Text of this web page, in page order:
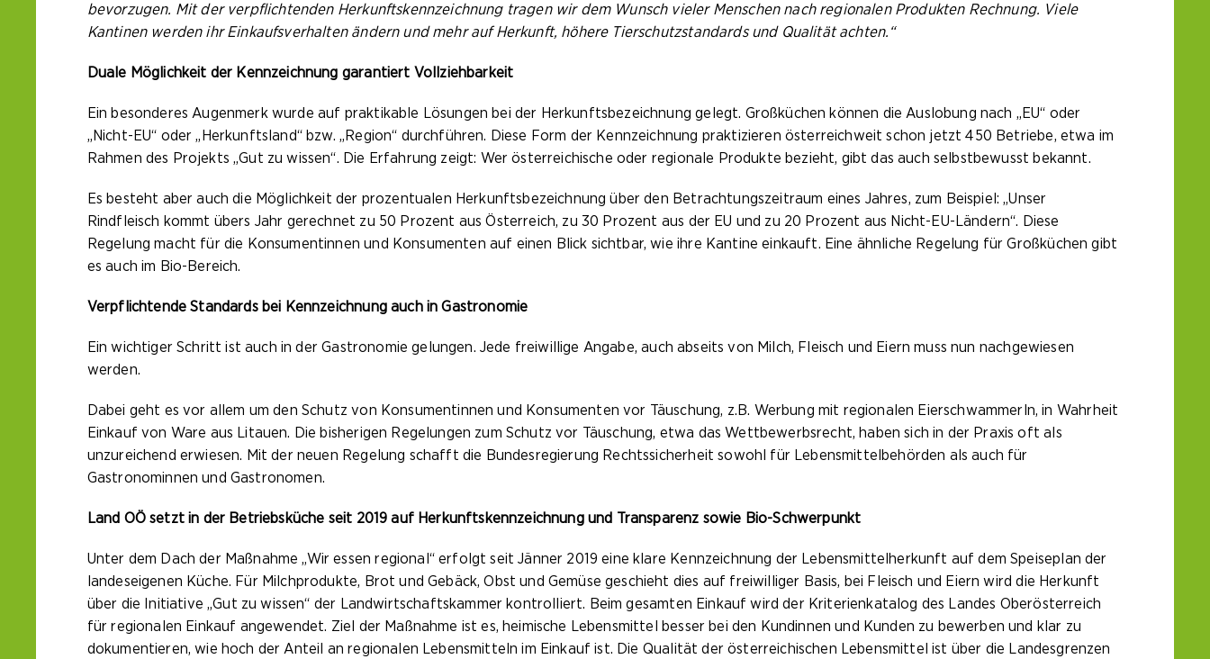
bevorzugen. Mit der verpflichtenden Herkunftskennzeichnung tragen wir dem Wunsch vieler Menschen nach regionalen Produkten Rechnung. Viele
Kantinen werden ihr Einkaufsverhalten ändern und mehr auf Herkunft, höhere Tierschutzstandards und Qualität achten.“
Duale Möglichkeit der Kennzeichnung garantiert Vollziehbarkeit
Ein besonderes Augenmerk wurde auf praktikable Lösungen bei der Herkunftsbezeichnung gelegt. Großküchen können die Auslobung nach „EU“ oder
„Nicht-EU“ oder „Herkunftsland“ bzw. „Region“ durchführen. Diese Form der Kennzeichnung praktizieren österreichweit schon jetzt 450 Betriebe, etwa im
Rahmen des Projekts „Gut zu wissen“. Die Erfahrung zeigt: Wer österreichische oder regionale Produkte bezieht, gibt das auch selbstbewusst bekannt.
Es besteht aber auch die Möglichkeit der prozentualen Herkunftsbezeichnung über den Betrachtungszeitraum eines Jahres, zum Beispiel: „Unser
Rindfleisch kommt übers Jahr gerechnet zu 50 Prozent aus Österreich, zu 30 Prozent aus der EU und zu 20 Prozent aus Nicht-EU-Ländern“. Diese
Regelung macht für die Konsumentinnen und Konsumenten auf einen Blick sichtbar, wie ihre Kantine einkauft. Eine ähnliche Regelung für Großküchen gibt
es auch im Bio-Bereich.
Verpflichtende Standards bei Kennzeichnung auch in Gastronomie
Ein wichtiger Schritt ist auch in der Gastronomie gelungen. Jede freiwillige Angabe, auch abseits von Milch, Fleisch und Eiern muss nun nachgewiesen
werden.
Dabei geht es vor allem um den Schutz von Konsumentinnen und Konsumenten vor Täuschung, z.B. Werbung mit regionalen Eierschwammerln, in Wahrheit
Einkauf von Ware aus Litauen. Die bisherigen Regelungen zum Schutz vor Täuschung, etwa das Wettbewerbsrecht, haben sich in der Praxis oft als
unzureichend erwiesen. Mit der neuen Regelung schafft die Bundesregierung Rechtssicherheit sowohl für Lebensmittelbehörden als auch für
Gastronominnen und Gastronomen.
Land OÖ setzt in der Betriebsküche seit 2019 auf Herkunftskennzeichnung und Transparenz sowie Bio-Schwerpunkt
Unter dem Dach der Maßnahme „Wir essen regional“ erfolgt seit Jänner 2019 eine klare Kennzeichnung der Lebensmittelherkunft auf dem Speiseplan der
landeseigenen Küche. Für Milchprodukte, Brot und Gebäck, Obst und Gemüse geschieht dies auf freiwilliger Basis, bei Fleisch und Eiern wird die Herkunft
über die Initiative „Gut zu wissen“ der Landwirtschaftskammer kontrolliert. Beim gesamten Einkauf wird der Kriterienkatalog des Landes Oberösterreich
für regionalen Einkauf angewendet. Ziel der Maßnahme ist es, heimische Lebensmittel besser bei den Kundinnen und Kunden zu bewerben und klar zu
dokumentieren, wie hoch der Anteil an regionalen Lebensmitteln im Einkauf ist. Die Qualität der österreichischen Lebensmittel ist über die Landesgrenzen